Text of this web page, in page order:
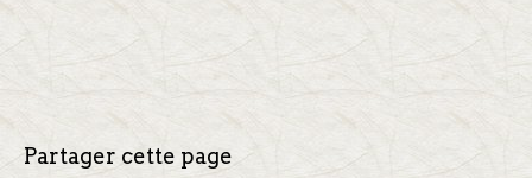
Partager cette page